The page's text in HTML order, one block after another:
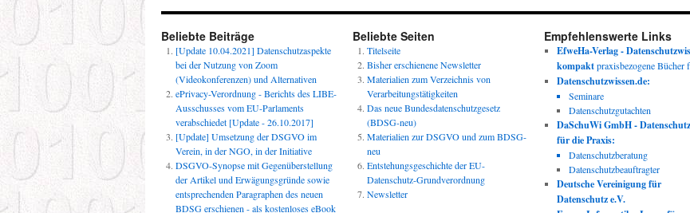
Beliebte Beiträge
[Update 10.04.2021] Datenschutzaspekte
bei der Nutzung von Zoom
(Videokonferenzen) und Alternativen
ePrivacy-Verordnung - Berichts des LIBE-
Ausschusses vom EU-Parlaments
verabschiedet [Update - 26.10.2017]
[Update] Umsetzung der DSGVO im
Verein, in der NGO, in der Initiative
DSGVO-Synopse mit Gegenüberstellung
der Artikel und Erwägungsgründe sowie
entsprechenden Paragraphen des neuen
BDSG erschienen - als kostenloses eBook
Beliebte Seiten
Titelseite
Bisher erschienene Newsletter
Materialien zum Verzeichnis von
Verarbeitungstätigkeiten
Das neue Bundesdatenschutzgesetz
(BDSG-neu)
Materialien zur DSGVO und zum BDSG-
neu
Entstehungsgeschichte der EU-
Datenschutz-Grundverordnung
Newsletter
Empfehlenswerte Links
EfweHa-Verlag -
kompaktpraxisbezogene Bücher
Datenschutzwissen.de:
Seminare
Datenschutzgutachten
DaSchuWi GmbH -
für die Praxis:
Datenschutzberatung
Datenschutzbeauftragter
Deutsche Vereinigung für
Datenschutz e.V.